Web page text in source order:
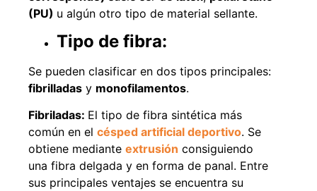
(PU) u algún otro tipo de material sellante.
Tipo de fibra:
Se pueden clasificar en dos tipos principales:
fibrilladas y monofilamentos.
Fibriladas: El tipo de fibra sintética más
común en el césped artificial deportivo. Se
obtiene mediante extrusión consiguiendo
una fibra delgada y en forma de panal. Entre
sus principales ventajes se encuentra su